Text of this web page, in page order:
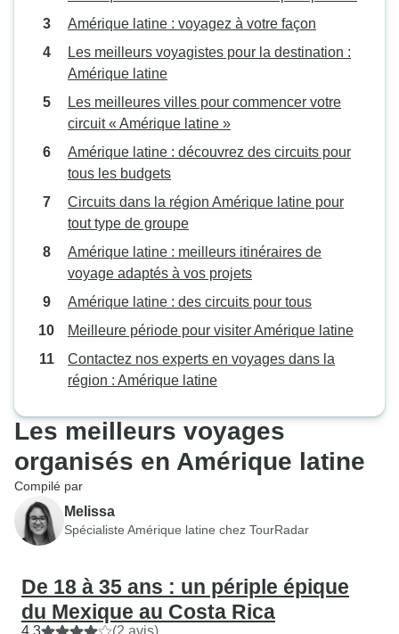
Amérique latine : voyagez à votre façon
Les meilleurs voyagistes pour la destination :
Amérique latine
Les meilleures villes pour commencer votre
circuit « Amérique latine »
Amérique latine : découvrez des circuits pour
tous les budgets
Circuits dans la région Amérique latine pour
tout type de groupe
Amérique latine : meilleurs itinéraires de
voyage adaptés à vos projets
Amérique latine : des circuits pour tous
Meilleure période pour visiter Amérique latine
Contactez nos experts en voyages dans la
région : Amérique latine
Les meilleurs voyages
organisés en Amérique latine
Compilé par
Melissa
Spécialiste Amérique latine chez TourRadar
De 18 à 35 ans : un périple épique
du Mexique au Costa Rica
4.3 (2 avis)